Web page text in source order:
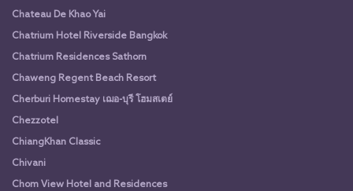
Chateau De Khao Yai
Chatrium Hotel Riverside Bangkok
Chatrium Residences Sathorn
Chaweng Regent Beach Resort
Cherburi Homestay เฌอ-บุรี โฮมสเตย์
Chezzotel
ChiangKhan Classic
Chivani
Chom View Hotel and Residences